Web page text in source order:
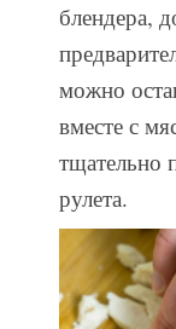
блендера,
можно
вместе с
тщательно
рулета.